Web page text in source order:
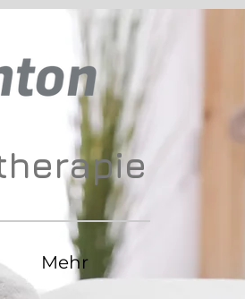
Mehr